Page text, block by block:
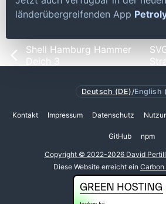
länderübergreifenden App
Shell Hamburg Hammer
Deich 3
Deutsch (DE) /English
Kontakt Impressum Datenschutz
GitHub npm
Copyright © 2022-2026 David
Diese Website erreicht ein Carbon